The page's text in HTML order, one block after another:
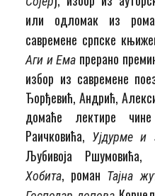
или одломак из
савремене српске
Аги и Ема прерано
избор из савремене
Ђорђевић, Андрић,
домаће лектире
Раичковића, Ујдурме и
Љубивоја
Хобита, роман Тајна